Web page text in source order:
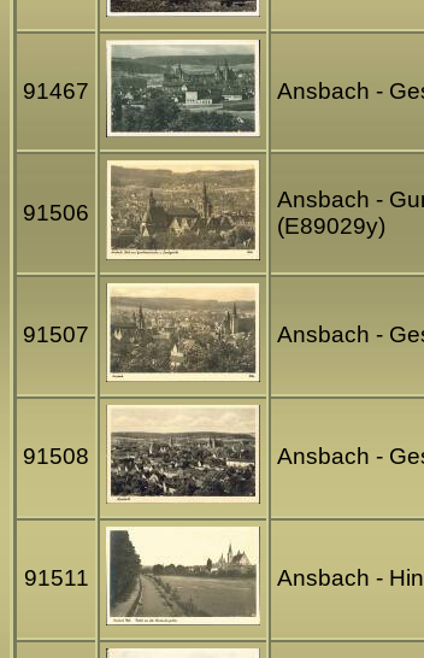
91467 Ansbach -
91506
Ansbach -
(E89029y)
91507 Ansbach -
91508 Ansbach -
91511 Ansbach -